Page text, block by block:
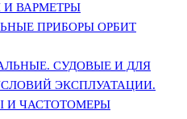
И ВАРМЕТРЫ
ПРИБОРЫ ОРБИТ
СУДОВЫЕ И ДЛЯ
ЭКСПЛУАТАЦИИ.
И ЧАСТОТОМЕРЫ